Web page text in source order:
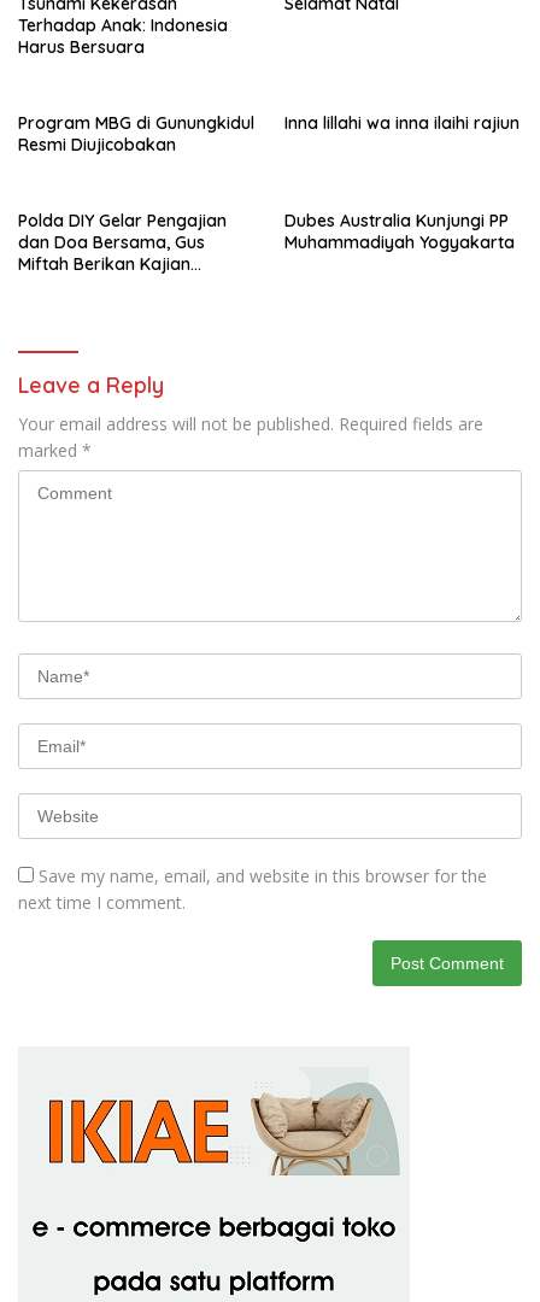
Terhadap Anak: Indonesia
Harus Bersuara
Program MBG di Gunungkidul
Resmi Diujicobakan
Inna lillahi wa inna ilaihi rajiun
Polda DIY Gelar Pengajian
dan Doa Bersama, Gus
Miftah Berikan Kajian
Dubes Australia Kunjungi PP
Muhammadiyah Yogyakarta
Leave a Reply
Your email address will not be published. Required fields are
marked *
Save my name, email, and website in this browser for the
next time I comment.